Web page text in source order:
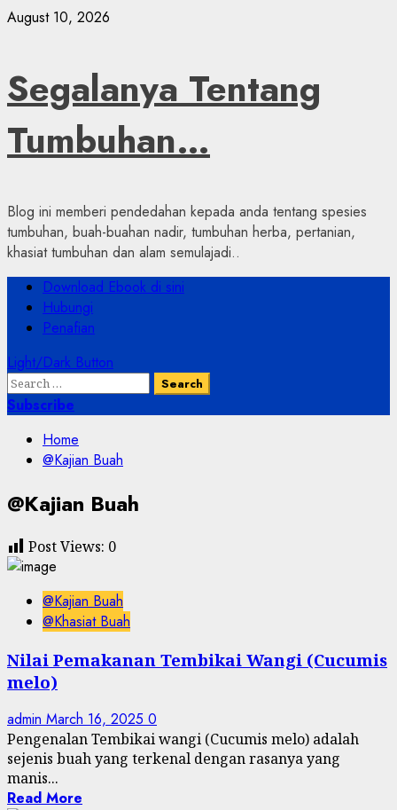
Skip
August 10, 2026
Segalanya Tentang
Tumbuhan…
Blog ini memberi pendedahan kepada anda tentang spesies
tumbuhan, buah-buahan nadir, tumbuhan herba, pertanian,
khasiat tumbuhan dan alam semulajadi..
Primary
Menu
Download Ebook di sini
Hubungi
Penafian
Light/Dark Button
Search
for:
Subscribe
Home
@Kajian Buah
@Kajian Buah
Post Views: 0
@Kajian Buah
@Khasiat Buah
Nilai Pemakanan Tembikai Wangi (Cucumis
melo)
admin March 16, 2025 0
Pengenalan Tembikai wangi (Cucumis melo) adalah
sejenis buah yang terkenal dengan rasanya yang
manis...
Read More